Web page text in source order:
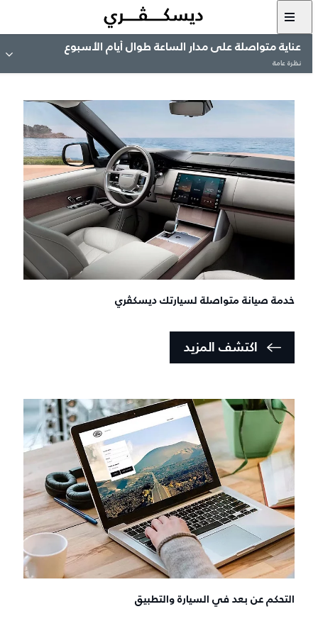
عناية متواصلة على مدار الساعة طوال أيام الأسبوع
نظرة عامة
خدمة صيانة متواصلة لسيارتك ديسكڤري
اكتشف المزيد
التحكم عن بعد في السيارة والتطبيق